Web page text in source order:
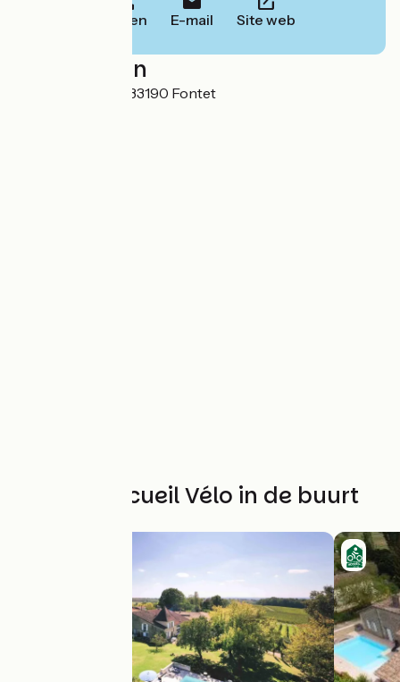
Bellen E-mail Site web
Localisation
93 rue de Lardon 33190 Fontet
Andere Accueil Vélo in de buurt